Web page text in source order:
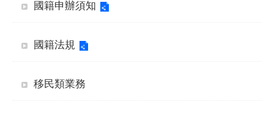
國籍申辦須知
國籍法規
移民類業務